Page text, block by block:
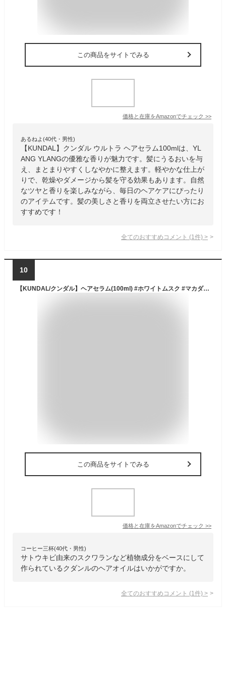
この商品をサイトでみる
価格と在庫をAmazonでチェック >>
あるねよ(40代・男性)
【KUNDAL】クンダル ウルトラ ヘアセラム100mlは、YL
ANG YLANGの優雅な香りが魅力です。髪にうるおいを与
え、まとまりやすくしなやかに整えます。軽やかな仕上が
りで、乾燥やダメージから髪を守る効果もあります。自然
なツヤと香りを楽しみながら、毎日のヘアケアにぴったり
のアイテムです。髪の美しさと香りを両立させたい方にお
すすめです！
全てのおすすめコメント (1 件) >
10
【KUNDAL/クンダル】ヘアセラム(100ml) #ホワイトムスク #マカダミアウルトラセラム #プロテイン #ダメージヘア #枝毛ケア #保湿 #パサつき防止 #うるサラ髪 #べたつかないヘアセラム
この商品をサイトでみる
価格と在庫をAmazonでチェック >>
コーヒー三杯(40代・男性)
サトウキビ由来のスクワランなど植物成分をベースにして
作られているクダンルのヘアオイルはいかがですか。
全てのおすすめコメント (1 件) >